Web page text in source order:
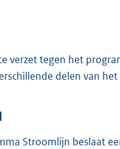
verzet tegen het
delen van het
Stroomlijn beslaat